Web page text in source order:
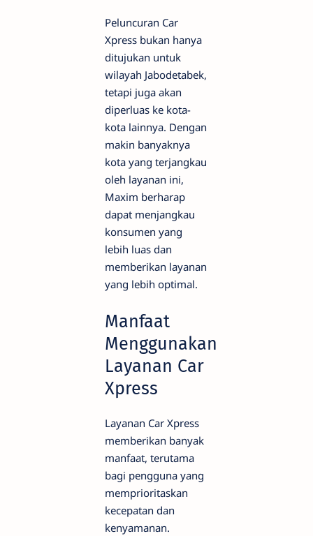
Peluncuran Car
Xpress bukan hanya
ditujukan untuk
wilayah Jabodetabek,
tetapi juga akan
diperluas ke kota-
kota lainnya. Dengan
makin banyaknya
kota yang terjangkau
oleh layanan ini,
Maxim berharap
dapat menjangkau
konsumen yang
lebih luas dan
memberikan layanan
yang lebih optimal.
Manfaat
Menggunakan
Layanan Car
Xpress
Layanan Car Xpress
memberikan banyak
manfaat, terutama
bagi pengguna yang
memprioritaskan
kecepatan dan
kenyamanan.